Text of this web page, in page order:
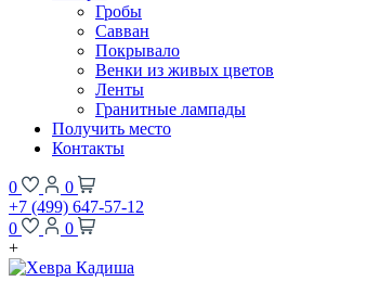
Гробы
Савван
Покрывало
Венки из живых цветов
Ленты
Гранитные лампады
Получить место
Контакты
0
0
+7 (499) 647-57-12
0
0
+